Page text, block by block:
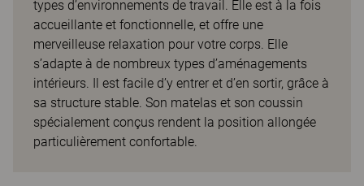
types d’environnements de travail. Elle est à la fois
accueillante et fonctionnelle, et offre une
merveilleuse relaxation pour votre corps. Elle
s’adapte à de nombreux types d’aménagements
intérieurs. Il est facile d’y entrer et d’en sortir, grâce à
sa structure stable. Son matelas et son coussin
spécialement conçus rendent la position allongée
particulièrement confortable.